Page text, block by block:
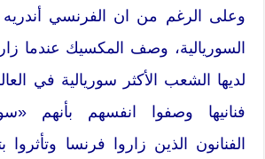
وعلى الرغم من ان الفرنسي
لديها الشعب الأكثر سوريالية في
فنانيها وصفوا انفسهم بأنهم
الفنانون الذين زاروا فرنسا وتأثروا